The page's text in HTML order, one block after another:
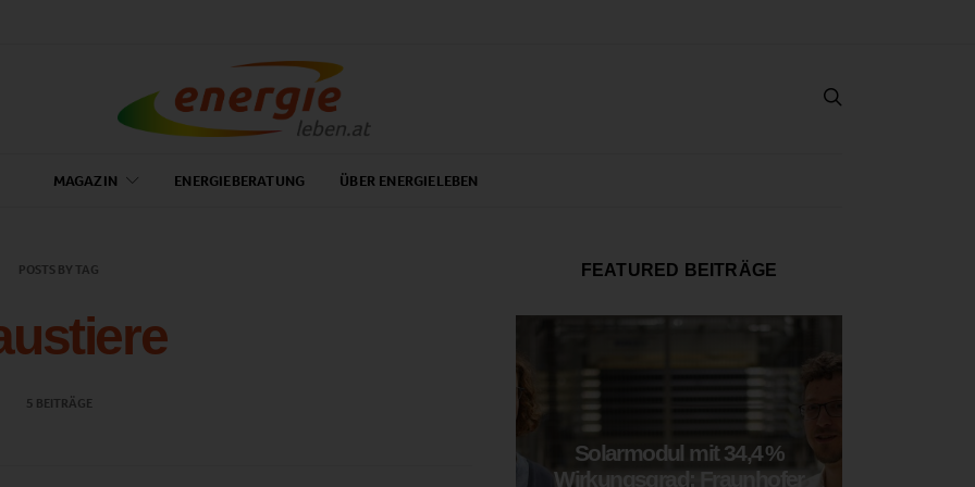
MAGAZIN ENERGIEBERATUNG ÜBER ENERGIELEBEN
POSTS BY TAG
5 BEITRÄGE
FEATURED BEITRÄGE
Solarmodul mit 34,4 %
Wirkungsgrad: Fraunhofer